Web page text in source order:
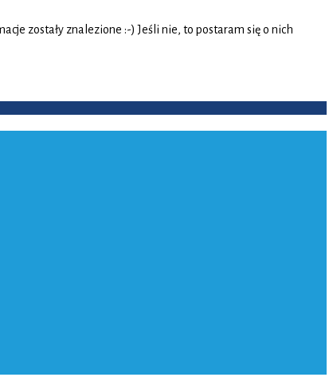
zostały znalezione :-) Jeśli nie, to postaram się o nich